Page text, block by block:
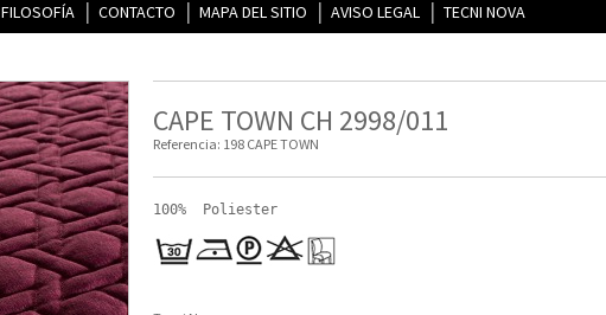
FILOSOFÍA CONTACTO MAPA DEL SITIO AVISO LEGAL TECNI NOVA
CAPE TOWN CH 2998/011
Referencia: 198 CAPE TOWN
100%  Poliester